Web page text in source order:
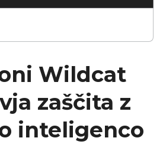
Wildcat
zaščita z
inteligenco